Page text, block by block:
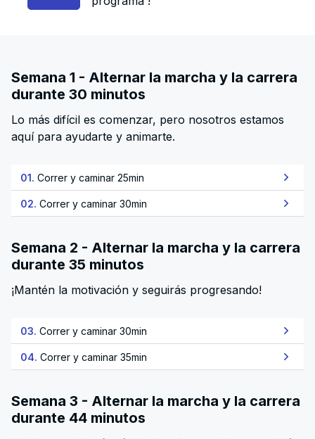
Semana 1 - Alternar la marcha y la carrera
durante 30 minutos
Lo más difícil es comenzar, pero nosotros estamos
aquí para ayudarte y animarte.
01. Correr y caminar 25min
02. Correr y caminar 30min
Semana 2 - Alternar la marcha y la carrera
durante 35 minutos
¡Mantén la motivación y seguirás progresando!
03. Correr y caminar 30min
04. Correr y caminar 35min
Semana 3 - Alternar la marcha y la carrera
durante 44 minutos